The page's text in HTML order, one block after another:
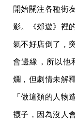
開始關注各種街
影。《郊遊》裡
氣不好店倒了，
會邊緣，所以他
爛，但劇情未解
「做這類的人物
襪子，因為沒人